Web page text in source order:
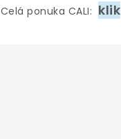
Celá ponuka CALI: klik